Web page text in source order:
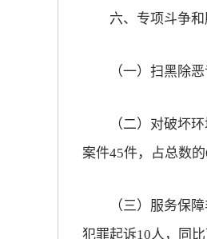
六、专项斗争和
（一）扫黑除恶专
（二）对破坏环
案件45件，占总数的
（三）服务保障非
犯罪起诉10人，同比